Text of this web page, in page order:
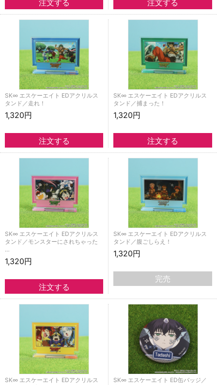
SK∞ エスケーエイト EDアクリルス
タンド／走れ！
1,320円
SK∞ エスケーエイト EDアクリルス
タンド／捕まった！
1,320円
SK∞ エスケーエイト EDアクリルス
タンド／モンスターにされちゃった
…
1,320円
SK∞ エスケーエイト EDアクリルス
タンド／腹ごしらえ！
1,320円
完売
SK∞ エスケーエイト EDアクリルス
SK∞ エスケーエイト ED缶バッジ／